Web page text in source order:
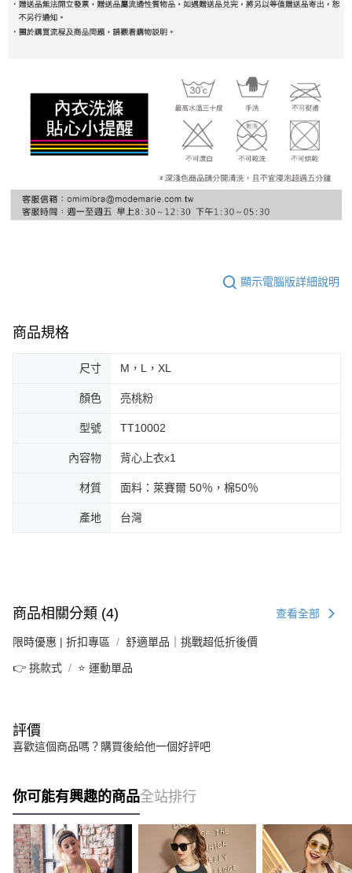
顯示電腦版詳細說明
商品規格
尺寸 M，L，XL
顏色 亮桃粉
型號 TT10002
內容物 背心上衣x1
材質 面料：萊賽爾 50％，棉50％
產地 台灣
商品相關分類 (4) 查看全部
限時優惠 | 折扣專區 舒適單品｜挑戰超低折後價
👉 挑款式 ⭐ 運動單品
評價
喜歡這個商品嗎？購買後給他一個好評吧
你可能有興趣的商品全站排行